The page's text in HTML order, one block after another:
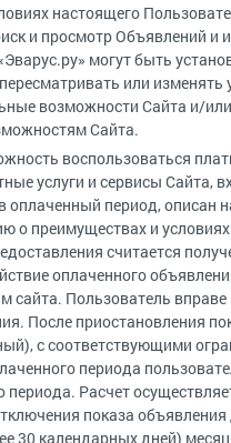
настоящего
и просмотр Объявлений
могут быть
или
возможности Сайта и/
Сайта.
воспользоваться
услуги и сервисы Сайта,
период, описан
преимуществах и
считается
оплаченного
сайта. Пользователь
После приостановления
с соответствующими
периода
периода. Расчет
показа
30 календарных дней)